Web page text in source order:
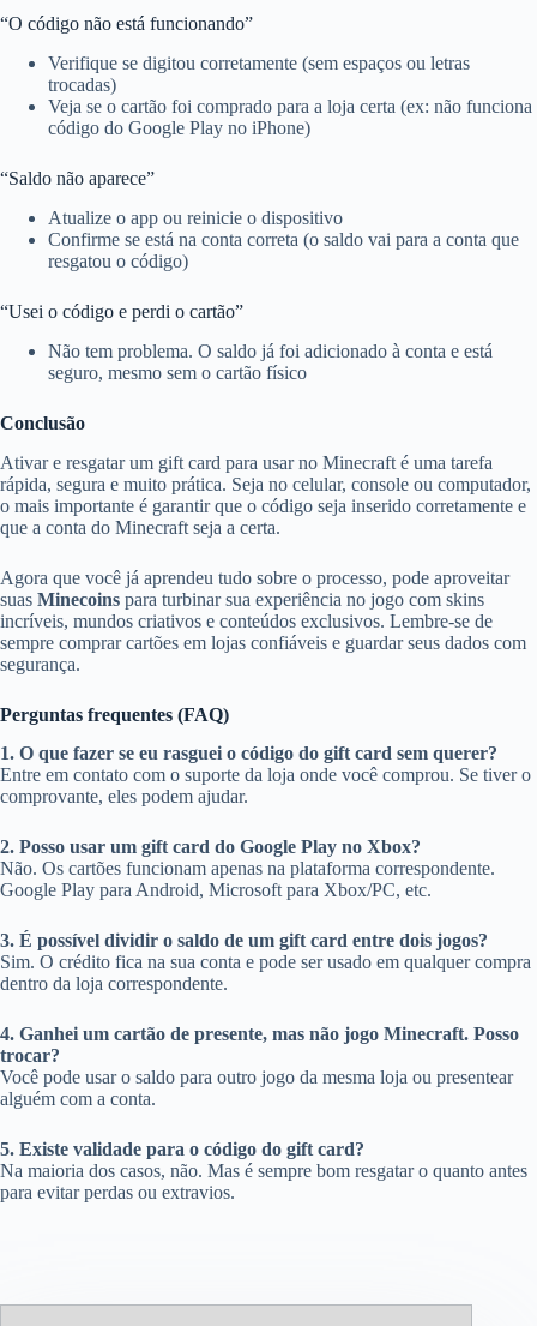
“O código não está funcionando”
Verifique se digitou corretamente (sem espaços ou letras
trocadas)
Veja se o cartão foi comprado para a loja certa (ex: não funciona
código do Google Play no iPhone)
“Saldo não aparece”
Atualize o app ou reinicie o dispositivo
Confirme se está na conta correta (o saldo vai para a conta que
resgatou o código)
“Usei o código e perdi o cartão”
Não tem problema. O saldo já foi adicionado à conta e está
seguro, mesmo sem o cartão físico
Conclusão
Ativar e resgatar um gift card para usar no Minecraft é uma tarefa
rápida, segura e muito prática. Seja no celular, console ou computador,
o mais importante é garantir que o código seja inserido corretamente e
que a conta do Minecraft seja a certa.
Agora que você já aprendeu tudo sobre o processo, pode aproveitar
suas Minecoins para turbinar sua experiência no jogo com skins
incríveis, mundos criativos e conteúdos exclusivos. Lembre-se de
sempre comprar cartões em lojas confiáveis e guardar seus dados com
segurança.
Perguntas frequentes (FAQ)
1. O que fazer se eu rasguei o código do gift card sem querer?
Entre em contato com o suporte da loja onde você comprou. Se tiver o
comprovante, eles podem ajudar.
2. Posso usar um gift card do Google Play no Xbox?
Não. Os cartões funcionam apenas na plataforma correspondente.
Google Play para Android, Microsoft para Xbox/PC, etc.
3. É possível dividir o saldo de um gift card entre dois jogos?
Sim. O crédito fica na sua conta e pode ser usado em qualquer compra
dentro da loja correspondente.
4. Ganhei um cartão de presente, mas não jogo Minecraft. Posso
trocar?
Você pode usar o saldo para outro jogo da mesma loja ou presentear
alguém com a conta.
5. Existe validade para o código do gift card?
Na maioria dos casos, não. Mas é sempre bom resgatar o quanto antes
para evitar perdas ou extravios.